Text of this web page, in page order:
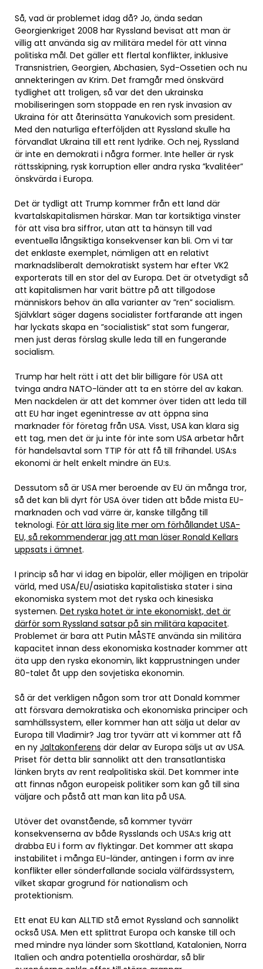
Så, vad är problemet idag då? Jo, ända sedan
Georgienkriget 2008 har Ryssland bevisat att man är
villig att använda sig av militära medel för att vinna
politiska mål. Det gäller ett flertal konflikter, inklusive
Transnistrien, Georgien, Abchasien, Syd-Ossetien och nu
annekteringen av Krim. Det framgår med önskvärd
tydlighet att troligen, så var det den ukrainska
mobiliseringen som stoppade en ren rysk invasion av
Ukraina för att återinsätta Yanukovich som president.
Med den naturliga efterföljden att Ryssland skulle ha
förvandlat Ukraina till ett rent lydrike. Och nej, Ryssland
är inte en demokrati i några former. Inte heller är rysk
rättsskipning, rysk korruption eller andra ryska ”kvalitéer”
önskvärda i Europa.
Det är tydligt att Trump kommer från ett land där
kvartalskapitalismen härskar. Man tar kortsiktiga vinster
för att visa bra siffror, utan att ta hänsyn till vad
eventuella långsiktiga konsekvenser kan bli. Om vi tar
det enklaste exemplet, nämligen att en relativt
marknadsliberalt demokratiskt system har efter VK2
exporterats till en stor del av Europa. Det är otvetydigt så
att kapitalismen har varit bättre på att tillgodose
människors behov än alla varianter av ”ren” socialism.
Självklart säger dagens socialister fortfarande att ingen
har lyckats skapa en ”socialistisk” stat som fungerar,
men just deras förslag skulle leda till en fungerande
socialism.
Trump har helt rätt i att det blir billigare för USA att
tvinga andra NATO-länder att ta en större del av kakan.
Men nackdelen är att det kommer över tiden att leda till
att EU har inget egenintresse av att öppna sina
marknader för företag från USA. Visst, USA kan klara sig
ett tag, men det är ju inte för inte som USA arbetar hårt
för handelsavtal som TTIP för att få till frihandel. USA:s
ekonomi är helt enkelt mindre än EU:s.
Dessutom så är USA mer beroende av EU än många tror,
så det kan bli dyrt för USA över tiden att både mista EU-
marknaden och vad värre är, kanske tillgång till
teknologi. För att lära sig lite mer om förhållandet USA-
EU, så rekommenderar jag att man läser Ronald Kellars
uppsats i ämnet.
I princip så har vi idag en bipolär, eller möjligen en tripolär
värld, med USA/EU/asiatiska kapitalistiska stater i sina
ekonomiska system mot det ryska och kinesiska
systemen. Det ryska hotet är inte ekonomiskt, det är
därför som Ryssland satsar på sin militära kapacitet.
Problemet är bara att Putin MÅSTE använda sin militära
kapacitet innan dess ekonomiska kostnader kommer att
äta upp den ryska ekonomin, likt kapprustningen under
80-talet åt upp den sovjetiska ekonomin.
Så är det verkligen någon som tror att Donald kommer
att försvara demokratiska och ekonomiska principer och
samhällssystem, eller kommer han att sälja ut delar av
Europa till Vladimir? Jag tror tyvärr att vi kommer att få
en ny Jaltakonferens där delar av Europa säljs ut av USA.
Priset för detta blir sannolikt att den transatlantiska
länken bryts av rent realpolitiska skäl. Det kommer inte
att finnas någon europeisk politiker som kan gå till sina
väljare och påstå att man kan lita på USA.
Utöver det ovanstående, så kommer tyvärr
konsekvenserna av både Rysslands och USA:s krig att
drabba EU i form av flyktingar. Det kommer att skapa
instabilitet i många EU-länder, antingen i form av inre
konflikter eller sönderfallande sociala välfärdssystem,
vilket skapar grogrund för nationalism och
protektionism.
Ett enat EU kan ALLTID stå emot Ryssland och sannolikt
också USA. Men ett splittrat Europa och kanske till och
med mindre nya länder som Skottland, Katalonien, Norra
Italien och andra potentiella oroshärdar, så blir